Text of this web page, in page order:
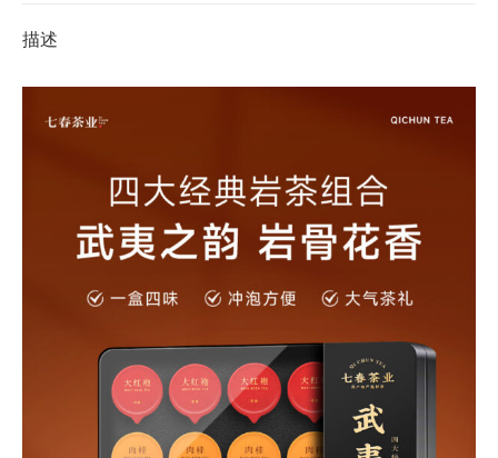
描述